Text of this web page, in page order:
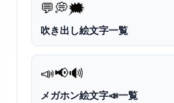
💬💭🗯️
吹き出し絵文字一覧
📣📢🔊
メガホン絵文字📣一覧